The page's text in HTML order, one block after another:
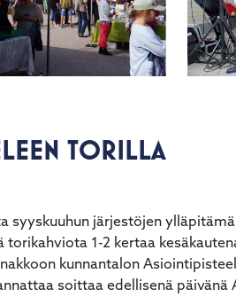
TORILLA
syyskuuhun järjestöjen
1-2 kertaa
kunnantalon
soittaa edellisenä